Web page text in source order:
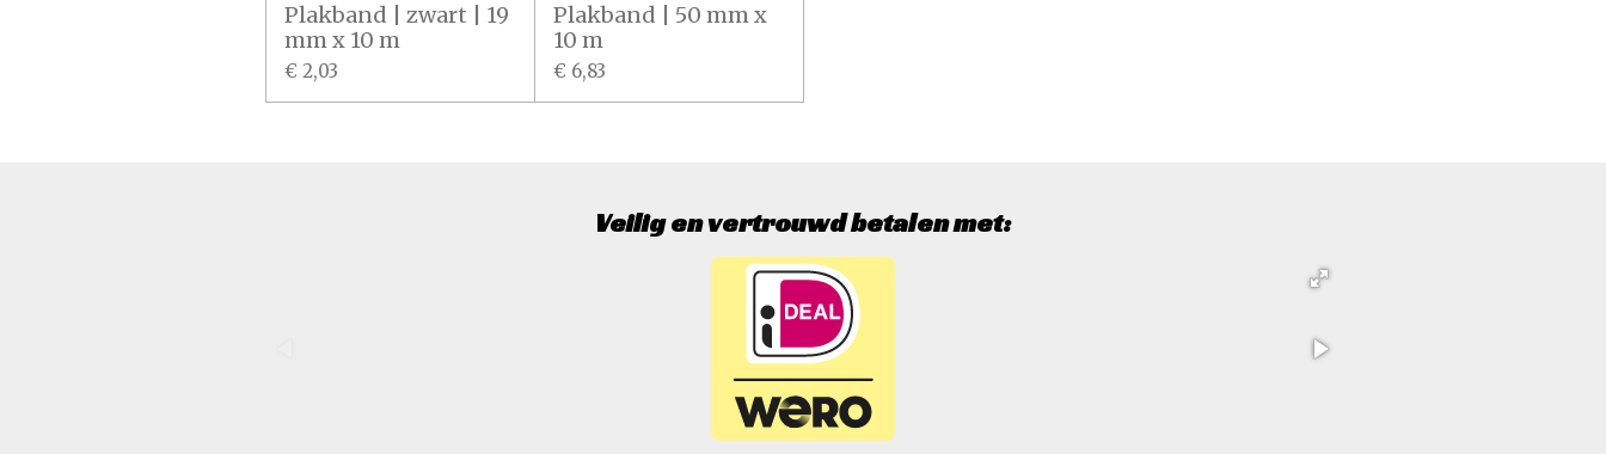
Plakband | zwart | 19
mm x 10 m
€ 2,03
Plakband | 50 mm x
10 m
€ 6,83
Veilig en vertrouwd betalen met: